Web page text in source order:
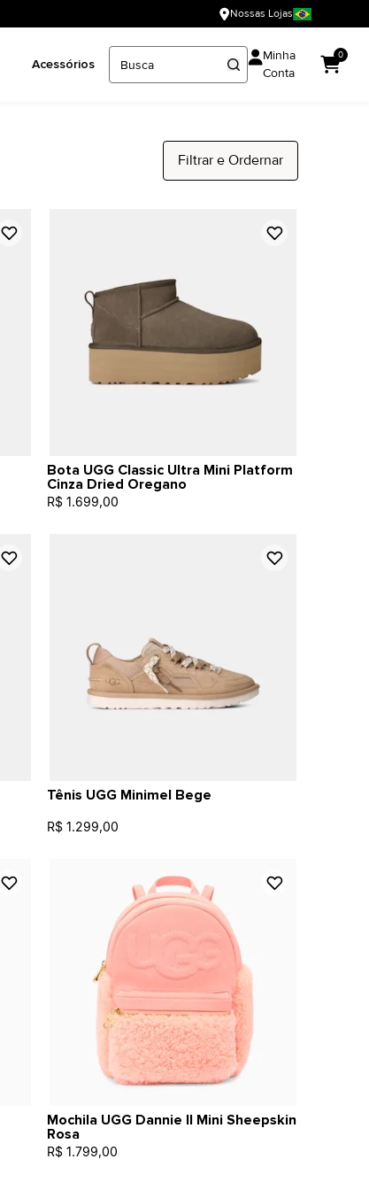
Nossas Lojas
Acessórios
Minha
Conta
0
Filtrar e Ordernar
Bota UGG Classic Ultra Mini Platform
Cinza Dried Oregano
R$ 1.699,00
Tênis UGG Minimel Bege
R$ 1.299,00
Mochila UGG Dannie II Mini Sheepskin
Rosa
R$ 1.799,00